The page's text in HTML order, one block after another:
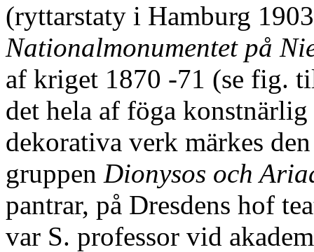
(ryttarstaty i Hamburg
Nationalmonumentet på
af kriget 1870 -71 (se fig.
det hela af föga
dekorativa verk märkes
gruppen Dionysos och
pantrar, på Dresdens hof
var S. professor vid